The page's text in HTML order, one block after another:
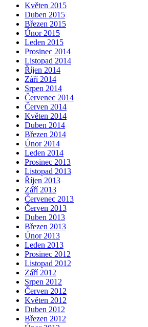
Květen 2015
Duben 2015
Březen 2015
Únor 2015
Leden 2015
Prosinec 2014
Listopad 2014
Říjen 2014
Září 2014
Srpen 2014
Červenec 2014
Červen 2014
Květen 2014
Duben 2014
Březen 2014
Únor 2014
Leden 2014
Prosinec 2013
Listopad 2013
Říjen 2013
Září 2013
Červenec 2013
Červen 2013
Duben 2013
Březen 2013
Únor 2013
Leden 2013
Prosinec 2012
Listopad 2012
Září 2012
Srpen 2012
Červen 2012
Květen 2012
Duben 2012
Březen 2012